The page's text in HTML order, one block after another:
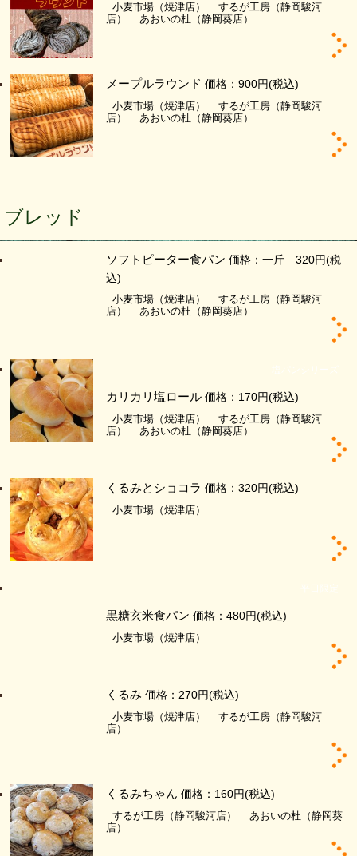
小麦市場（焼津店）
するが工房（静岡駿河
店）
あおいの杜（静岡葵店）
メープルラウンド 価格：900円(税込)
小麦市場（焼津店）
するが工房（静岡駿河
店）
あおいの杜（静岡葵店）
ブレッド
ソフトピーター食パン 価格：一斤 320円(税
込)
小麦市場（焼津店）
するが工房（静岡駿河
店）
あおいの杜（静岡葵店）
カリカリ塩ロール 価格：170円(税込)
小麦市場（焼津店）
するが工房（静岡駿河
店）
あおいの杜（静岡葵店）
くるみとショコラ 価格：320円(税込)
小麦市場（焼津店）
黒糖玄米食パン 価格：480円(税込)
小麦市場（焼津店）
くるみ 価格：270円(税込)
小麦市場（焼津店）
するが工房（静岡駿河
店）
くるみちゃん 価格：160円(税込)
するが工房（静岡駿河店）
あおいの杜（静岡葵
店）